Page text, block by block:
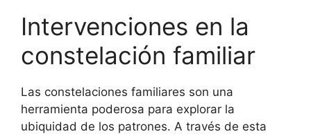
Intervenciones en la
constelación familiar
Las constelaciones familiares son una
herramienta poderosa para explorar la
ubiquidad de los patrones. A través de esta